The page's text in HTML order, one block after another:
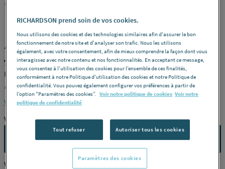
ACCESSOIRES TUBAGE FLEXIBLE
TEN 096125
Plaque d'étanchéité inox - carrée 350 x 350 -Int./ext.125 x 131 -
Référence096125
Voir la description complète
Vous avez un projet ?
CONTACTEZ-NOUS
Vous êtes un professionnel ?
RICHARDSON prend soin de vos cookies.
Nous utilisons des cookies et des technologies similaires afin d'assurer le bon
fonctionnement de notre site et d'analyser son trafic. Nous les utilisons
également, avec votre consentement, afin de mieux comprendre la façon dont vous
interagissez avec notre contenu et nos fonctionnalités. En acceptant ce message,
vous consentez à l’utilisation des cookies pour l’ensemble de ces finalités,
conformément à notre Politique d'utilisation des cookies et notre Politique de
confidentialité. Vous pouvez également configurer vos préférences à partir de
l’option "Paramètres des cookies”. Voir notre politique de cookies Voir notre
politique de confidentialité
Tout refuser Autoriser tous les cookies
Paramètres des cookies